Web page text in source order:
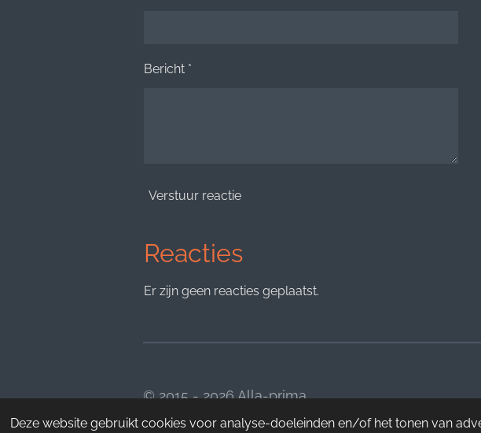
Deze website gebruikt cookies voor analyse-doeleinden en/of het tonen van
Bericht *
Verstuur reactie
Reacties
Er zijn geen reacties geplaatst.
© 2015 - 2026 Alla-prima